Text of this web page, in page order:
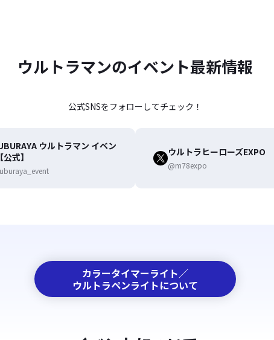
ウルトラマンのイベント最新情報
公式SNSをフォローしてチェック！
ウルトラマン イベン
公式】
ウルトラヒーローズEXPO
@m78expo
カラータイマーライト／
ウルトラペンライトについて